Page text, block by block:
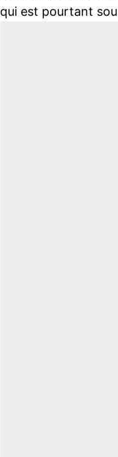
qui est pourtant